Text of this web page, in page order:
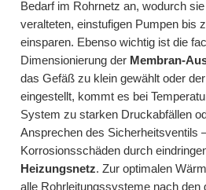
Bedarf im Rohrnetz an, wodurch
veralteten, einstufigen Pumpen bis
einsparen. Ebenso wichtig ist die
Dimensionierung der Membran-
das Gefäß zu klein gewählt oder
eingestellt, kommt es bei
System zu starken Druckabfällen
Ansprechen des Sicherheitsventils
Korrosionsschäden durch
Heizungsnetz. Zur optimalen
alle Rohrleitungssysteme nach den